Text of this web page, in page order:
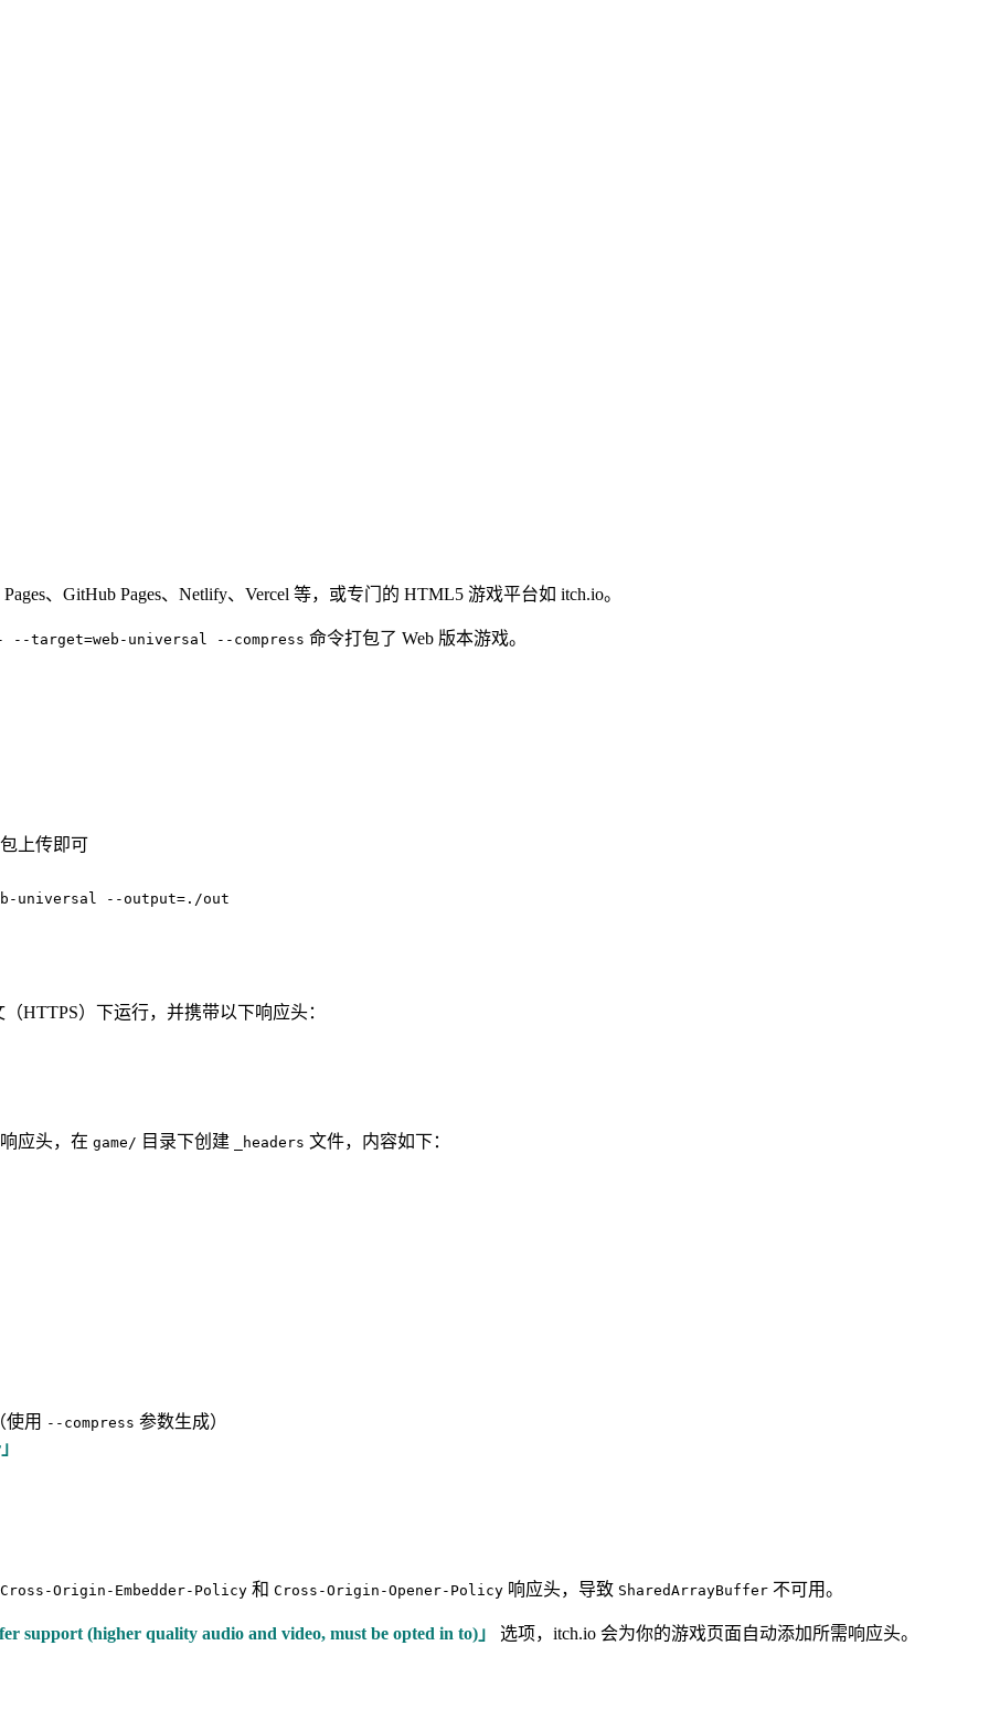
、GitHub Pages、Netlify、Vercel 等，或专门的 HTML5 游戏平台如 itch.io。
target=web-universal --compress 命令打包了 Web 版本游戏。
上传即可
universal --output=./out
HTTPS）下运行，并携带以下响应头：
应头，在 game/ 目录下创建 _headers 文件，内容如下：
使用 --compress 参数生成）
Cross-Origin-Embedder-Policy 和 Cross-Origin-Opener-Policy 响应头，导致 SharedArrayBuffer 不可用。
support (higher quality audio and video, must be opted in to)」 选项，itch.io 会为你的游戏页面自动添加所需响应头。